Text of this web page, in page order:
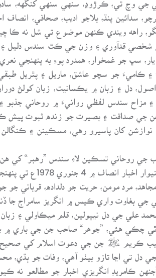
سدائين پنڌ، بلاجو اديب، صحافي،
راهه ويندي ڪنهن موضوع تي شل نه ڪا
قدآوري ۽ وزن جي ڪٿ سندس دليل ۽
يار، سڀ جو غمخوار، همدرد پوءِ به پنهنجي
جو سچو عاشق، ماريل ۽ پٿريل طبقي
دل ۽ زبان ۾ يڪسانيت، زبان کولڻ
۽ مزاح سندس لفظي روانيءَ ۾ روحاني
هن جي صداقت ۽ بصيرت جو زنده ثبوت
نوازشن کان پاسيرو رهي، مسڪينن ۽
جي روحاني تسڪين لاءِ سندس ”رهبر“ کي
وفات جي سال 1931ع واري ياد ملهائڻ ۾ لکن ٿا:
مرد مومن، حريت جو دلداده، قرباني
جي بغاوت واري ڪيس ۾ انگريز سامراج جا
محمد علي جي دل نيپولين، قلم ميڪاولي ۽
ٿي چڪي هئي، ”جوهر“ صاحب جن جي باري ۾
ڪريم ﷺ جن جي دعوت اسلام کي صحيح
دل تي اڃا تازو بيٺو آهي، وفات جو
ڪامريڊ انگريزي اخبار جو مطالعو